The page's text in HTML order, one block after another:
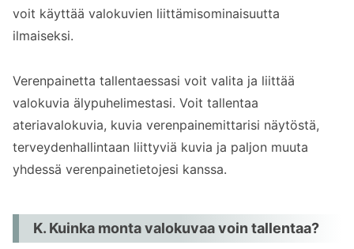
voit käyttää valokuvien liittämisominaisuutta
ilmaiseksi.
Verenpainetta tallentaessasi voit valita ja liittää
valokuvia älypuhelimestasi. Voit tallentaa
ateriavalokuvia, kuvia verenpainemittarisi näytöstä,
terveydenhallintaan liittyviä kuvia ja paljon muuta
yhdessä verenpainetietojesi kanssa.
K. Kuinka monta valokuvaa voin tallentaa?